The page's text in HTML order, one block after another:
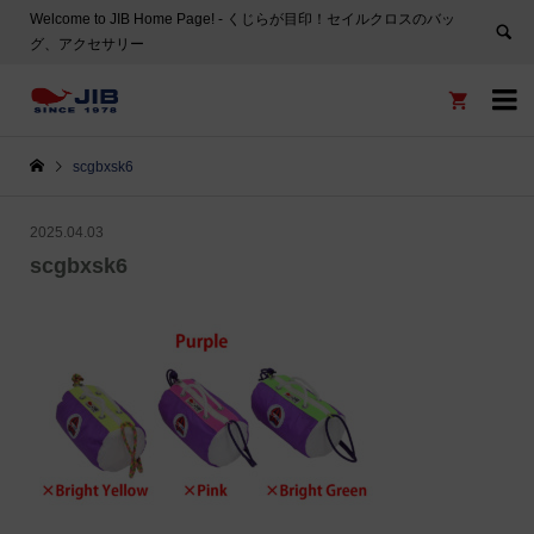
Welcome to JIB Home Page! ‐ くじらが目印！セイルクロスのバッ
グ、アクセサリー


scgbxsk6
2025.04.03
scgbxsk6